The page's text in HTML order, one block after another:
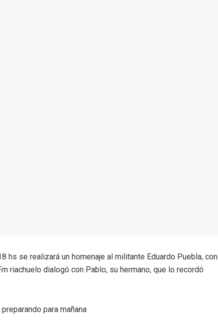
hs se realizará un homenaje al militante Eduardo Puebla, con
riachuelo dialogó con Pablo, su hermano, que lo recordó
para mañana